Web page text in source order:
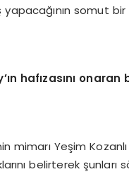
somut bir
’ın hafızasını onaran
mimarı Yeşim
belirterek şunları